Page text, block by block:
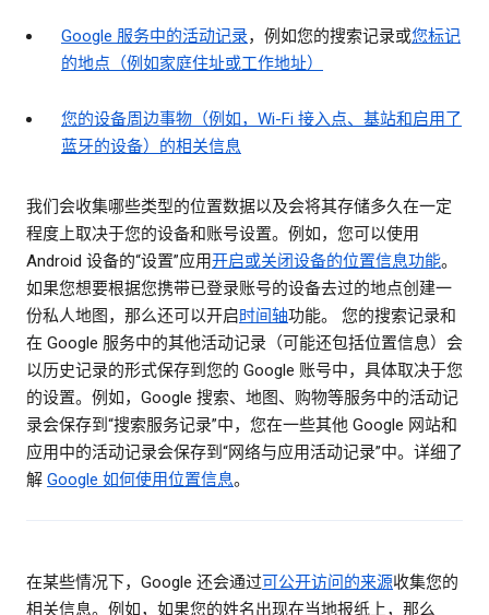
Google 服务中的活动记录，例如您的搜索记录或您标记
的地点（例如家庭住址或工作地址）
您的设备周边事物（例如，Wi-Fi 接入点、基站和启用了
蓝牙的设备）的相关信息
我们会收集哪些类型的位置数据以及会将其存储多久在一定
程度上取决于您的设备和账号设置。例如，您可以使用
Android 设备的“设置”应用开启或关闭设备的位置信息功能。
如果您想要根据您携带已登录账号的设备去过的地点创建一
份私人地图，那么还可以开启时间轴功能。 您的搜索记录和
在 Google 服务中的其他活动记录（可能还包括位置信息）会
以历史记录的形式保存到您的 Google 账号中，具体取决于您
的设置。例如，Google 搜索、地图、购物等服务中的活动记
录会保存到“搜索服务记录”中，您在一些其他 Google 网站和
应用中的活动记录会保存到“网络与应用活动记录”中。详细了
解 Google 如何使用位置信息。
在某些情况下，Google 还会通过可公开访问的来源收集您的
相关信息。例如，如果您的姓名出现在当地报纸上，那么